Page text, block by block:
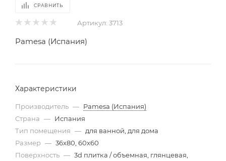
СРАВНИТЬ
Артикул: 3713
Pamesa (Испания)
Характеристики
Производитель — Pamesa (Испания)
Страна — Испания
Тип помещения — для ванной, для дома
Размер — 36x80, 60x60
Поверхность — 3d плитка / объемная, глянцевая,